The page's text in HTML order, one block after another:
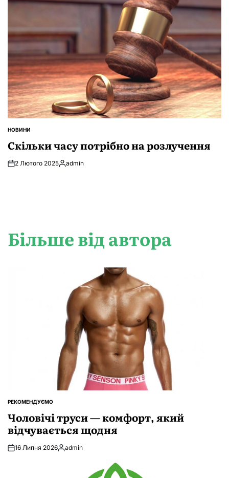
ОПУБЛІКУВАТИ
НОВИНИ
Скільки часу потрібно на розлучення
2 Лютого 2025Опубліковано
admin
Більше від автора
ОПУБЛІКУВАТИ
РЕКОМЕНДУЄМО
Чоловічі труси — комфорт, який
відчувається щодня
16 Липня 2026Опубліковано
admin